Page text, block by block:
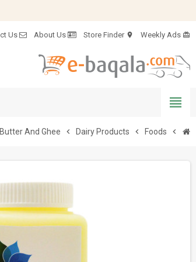
card_giftcard
location_on
Store Finder
view_headline
chevron_right
Foods
chevron_right
Dairy Products
chevron_right
Butter And Ghee